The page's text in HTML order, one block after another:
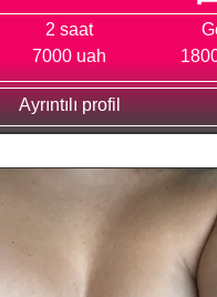
2 saat
7000 uah
Ayrıntılı profil